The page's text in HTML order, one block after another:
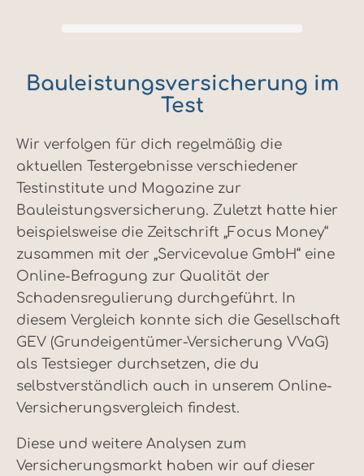
Bauleistungsversicherung im
Test
Wir verfolgen für dich regelmäßig die
aktuellen Testergebnisse verschiedener
Testinstitute und Magazine zur
Bauleistungsversicherung. Zuletzt hatte hier
beispielsweise die Zeitschrift „Focus Money“
zusammen mit der „Servicevalue GmbH“ eine
Online-Befragung zur Qualität der
Schadensregulierung durchgeführt. In
diesem Vergleich konnte sich die Gesellschaft
GEV (Grundeigentümer-Versicherung VVaG)
als Testsieger durchsetzen, die du
selbstverständlich auch in unserem Online-
Versicherungsvergleich findest.
Diese und weitere Analysen zum
Versicherungsmarkt haben wir auf dieser